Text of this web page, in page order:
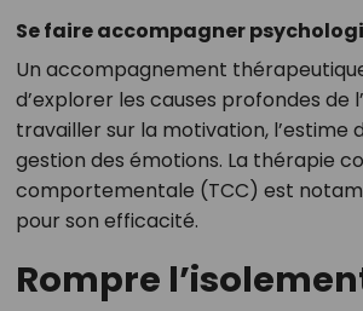
Se faire accompagner
Un accompagnement
d’explorer les causes profondes de
travailler sur la motivation, l’estime
gestion des émotions. La thérapie
comportementale (TCC) est
pour son efficacité.
Rompre